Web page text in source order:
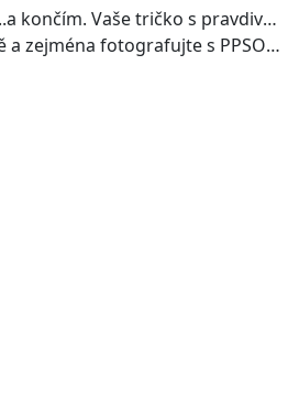
JEŠTĚ JEDEN ZÁBĚR... ...a končím. Vaše tričko s pravdivou informací!
s PPSOP.cz. Vaše ONLINE Škola Perfektní Fotografie.